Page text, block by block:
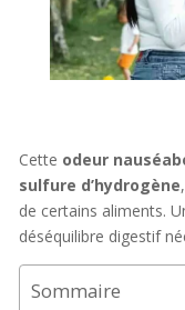
Cette odeur
sulfure d’hydrogène
de certains aliments.
déséquilibre digestif
Sommaire